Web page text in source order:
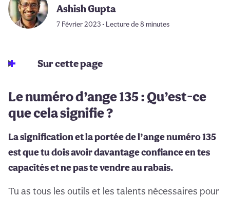
Ashish Gupta
7 Février 2023 • Lecture de 8 minutes
Sur cette page
Le numéro d’ange 135 : Qu’est-ce
que cela signifie ?
La signification et la portée de l’ange numéro 135
est que tu dois avoir davantage confiance en tes
capacités et ne pas te vendre au rabais.
Tu as tous les outils et les talents nécessaires pour